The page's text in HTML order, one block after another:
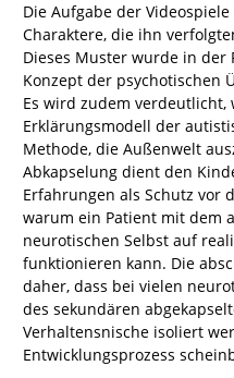
Die Aufgabe der
Charaktere, die ihn
Dieses Muster wurde in der
Konzept der psychotischen
Es wird zudem verdeutlicht,
Erklärungsmodell der
Methode, die Außenwelt
Abkapselung dient den
Erfahrungen als Schutz vor
warum ein Patient mit dem
neurotischen Selbst auf
funktionieren kann. Die
daher, dass bei vielen
des sekundären
Verhaltensnische isoliert
Entwicklungsprozess